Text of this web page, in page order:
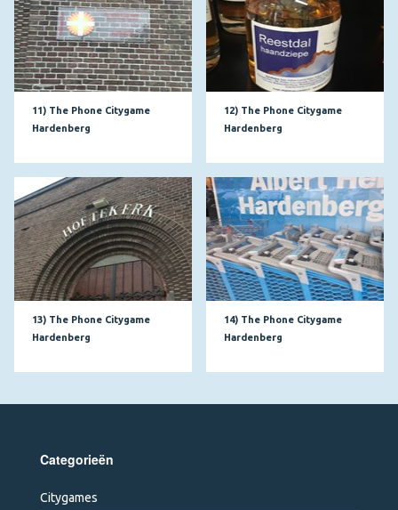
11) The Phone Citygame
Hardenberg
12) The Phone Citygame
Hardenberg
13) The Phone Citygame
Hardenberg
14) The Phone Citygame
Hardenberg
Categorieën
Citygames